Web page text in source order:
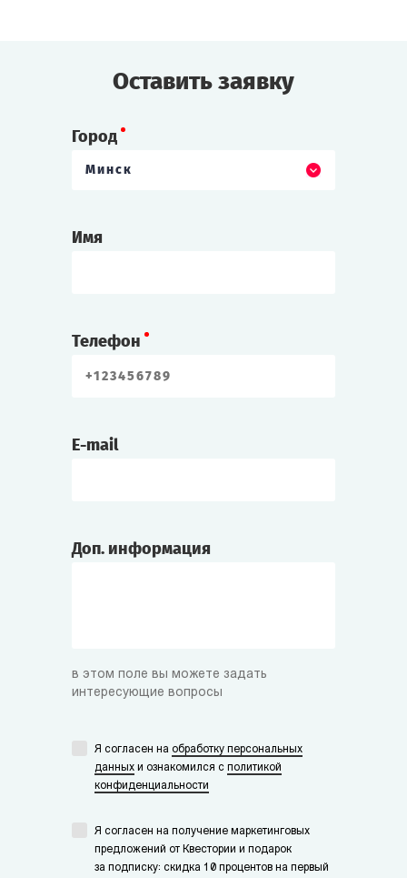
Cыграть Смотреть сценарий
Оставить заявку
Город
Минск
Имя
Телефон
E-mail
Доп. информация
в этом поле вы можете задать
интересующие вопросы
Я согласен на обработку персональных
данных и ознакомился с политикой
конфиденциальности
Я согласен на получение маркетинговых
предложений от Квестории и подарок
за подписку: скидка 10 процентов на первый